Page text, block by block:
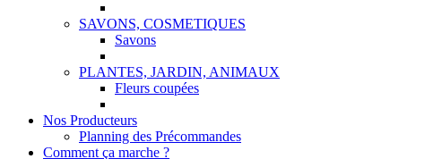
SAVONS, COSMETIQUES
Savons
PLANTES, JARDIN, ANIMAUX
Fleurs coupées
Nos Producteurs
Planning des Précommandes
Comment ça marche ?